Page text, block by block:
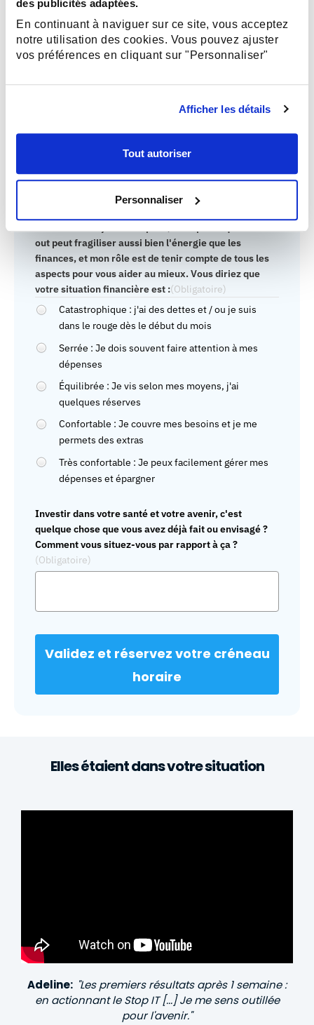
des publicités adaptées.
En continuant à naviguer sur ce site, vous acceptez
notre utilisation des cookies. Vous pouvez ajuster
vos préférences en cliquant sur "Personnaliser"
Afficher les détails
Tout autoriser
Personnaliser
Pourquoi maintenant ? Qu'est-ce qui vous a amenée à
remplir ce formulaire aujourd'hui plutôt que dans 6
mois ?(Obligatoire)
Sur une échelle de 1 à 10, à quel point vous sentez-
votre note en quelques mots(Obligatoire)
out peut fragiliser aussi bien l'énergie que les
finances, et mon rôle est de tenir compte de tous les
aspects pour vous aider au mieux. Vous diriez que
votre situation financière est :(Obligatoire)
Catastrophique : j'ai des dettes et / ou je suis
dans le rouge dès le début du mois
Serrée : Je dois souvent faire attention à mes
dépenses
Équilibrée : Je vis selon mes moyens, j'ai
quelques réserves
Confortable : Je couvre mes besoins et je me
permets des extras
Très confortable : Je peux facilement gérer mes
dépenses et épargner
Investir dans votre santé et votre avenir, c'est
quelque chose que vous avez déjà fait ou envisagé ?
Comment vous situez-vous par rapport à ça ?
(Obligatoire)
Validez et réservez votre créneau
horaire
Elles étaient dans votre situation
Adeline: "Les premiers résultats après 1 semaine :
en actionnant le Stop IT [...] Je me sens outillée
pour l'avenir."